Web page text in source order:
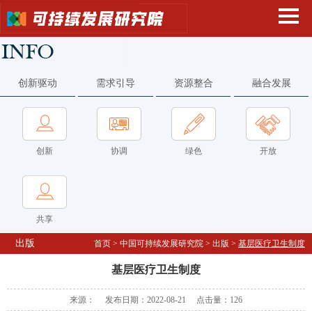
创新驱动 需求引导 资源整合 融合发展
创新 协调 绿色 开放
共享
首页 > 中国可持续发展研究院 > 出版 > 基层医疗卫生制度
出版
基层医疗卫生制度
来源： 发布日期：2022-08-21 点击量： 126